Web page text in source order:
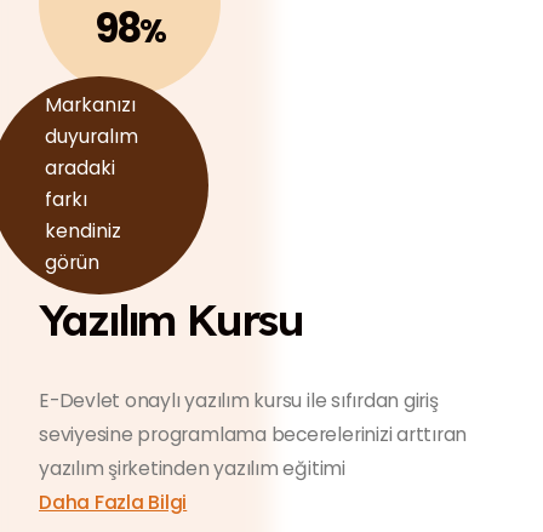
98%
Markanızı
duyuralım
aradaki
farkı
kendiniz
görün
Yazılım Kursu
E-Devlet onaylı yazılım kursu ile sıfırdan giriş
seviyesine programlama becerelerinizi arttıran
yazılım şirketinden yazılım eğitimi
Daha Fazla Bilgi